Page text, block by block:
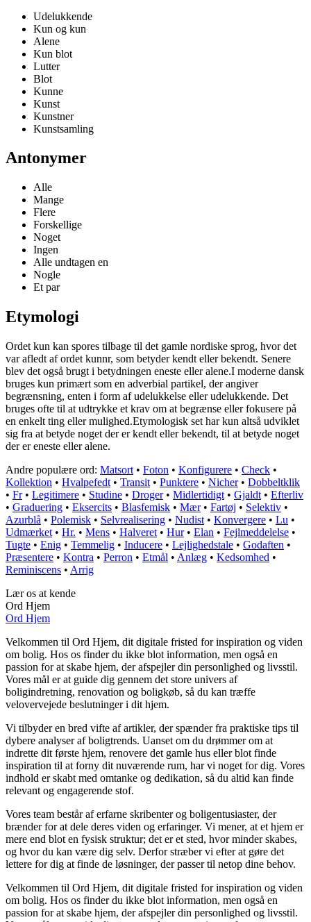
Udelukkende
Kun og kun
Alene
Kun blot
Lutter
Blot
Kunne
Kunst
Kunstner
Kunstsamling
Antonymer
Alle
Mange
Flere
Forskellige
Noget
Ingen
Alle undtagen en
Nogle
Et par
Etymologi
Ordet kun kan spores tilbage til det gamle nordiske sprog, hvor det
var afledt af ordet kunnr, som betyder kendt eller bekendt. Senere
blev det også brugt i betydningen eneste eller alene.I moderne dansk
bruges kun primært som en adverbial partikel, der angiver
begrænsning, enten i form af udelukkelse eller udelukkende. Det
bruges ofte til at udtrykke et krav om at begrænse eller fokusere på
en enkelt ting eller mulighed.Etymologisk set har kun altså udviklet
sig fra at betyde noget der er kendt eller bekendt, til at betyde noget
der er eneste eller alene.
Andre populære ord: Matsort • Foton • Konfigurere • Check •
Kollektion • Hvalpefedt • Transit • Punktere • Nicher• Dobbeltklik
• Fr• Legitimere • Studine • Droger• Midlertidigt • Gjaldt • Efterliv
• Graduering • Eksercits • Blasfemisk • Mær• Fartøj • Selektiv •
Azurblå • Polemisk • Selvrealisering • Nudist • Konvergere • Lu •
Udmærket • Hr. • Mens • Halveret • Hur• Elan • Fejlmeddelelse •
Tugte • Enig • Temmelig • Inducere • Lejlighedstale • Godaften •
Præsentere • Kontra • Perron • Etmål • Anlæg • Kedsomhed •
Reminiscens • Arrig
Lær os at kende
Ord Hjem
Ord Hjem
Velkommen til Ord Hjem, dit digitale fristed for inspiration og viden
om bolig. Hos os finder du ikke blot information, men også en
passion for at skabe hjem, der afspejler din personlighed og livsstil.
Vores mål er at guide dig gennem det store univers af
boligindretning, renovation og boligkøb, så du kan træffe
velovervejede beslutninger i dit hjem.
Vi tilbyder en bred vifte af artikler, der spænder fra praktiske tips til
dybere analyser af boligtrends. Uanset om du drømmer om at
indrette dit første hjem, renovere det gamle hus eller blot finde
inspiration til at forny dit nuværende rum, har vi noget for dig. Vores
indhold er skabt med omtanke og dedikation, så du altid kan finde
relevant og engagerende stof.
Vores team består af erfarne skribenter og boligentusiaster, der
brænder for at dele deres viden og erfaringer. Vi mener, at et hjem er
mere end blot en fysisk struktur; det er et sted, hvor minder skabes,
og hvor du kan være dig selv. Derfor stræber vi efter at gøre det
lettere for dig at finde de løsninger, der passer til netop dine behov.
Velkommen til Ord Hjem, dit digitale fristed for inspiration og viden
om bolig. Hos os finder du ikke blot information, men også en
passion for at skabe hjem, der afspejler din personlighed og livsstil.